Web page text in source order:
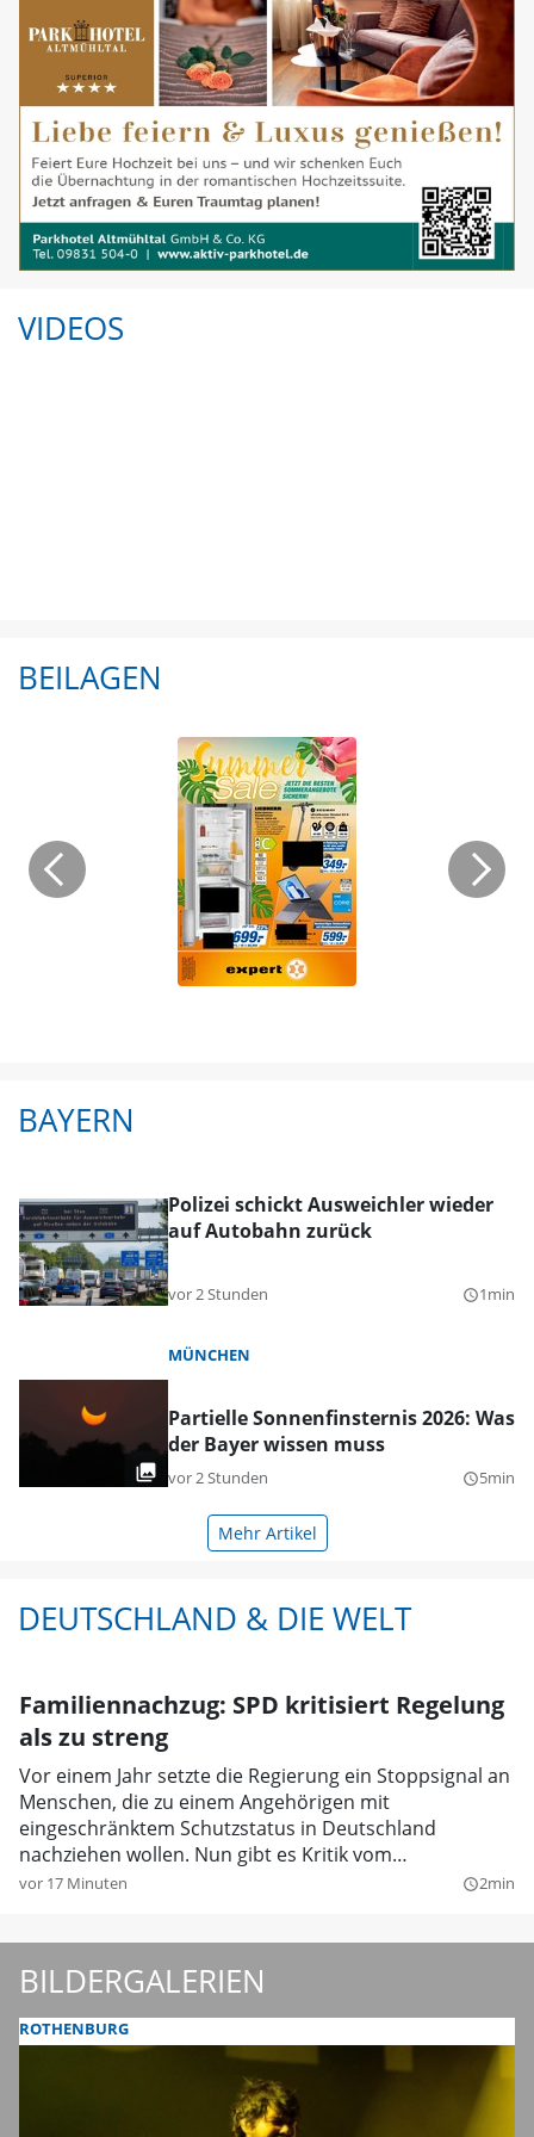
VIDEOS
BEILAGEN
BAYERN
Polizei schickt Ausweichler wieder
auf Autobahn zurück
vor 2 Stunden query_builder1min
MÜNCHEN
Partielle Sonnenfinsternis 2026: Was
der Bayer wissen muss
vor 2 Stunden query_builder5min
Mehr Artikel
DEUTSCHLAND & DIE WELT
Familiennachzug: SPD kritisiert Regelung
als zu streng
Vor einem Jahr setzte die Regierung ein Stoppsignal an
Menschen, die zu einem Angehörigen mit
eingeschränktem Schutzstatus in Deutschland
nachziehen wollen. Nun gibt es Kritik vom
Koalitionspartner.
vor 17 Minuten query_builder2min
BILDERGALERIEN
ROTHENBURG